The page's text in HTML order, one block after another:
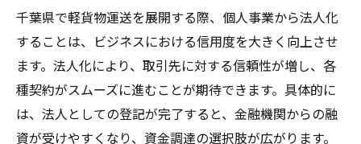
千葉県で軽貨物運送を展開する際、個人事業から法人化
することは、ビジネスにおける信用度を大きく向上させ
ます。法人化により、取引先に対する信頼性が増し、各
種契約がスムーズに進むことが期待できます。具体的に
は、法人としての登記が完了すると、金融機関からの融
資が受けやすくなり、資金調達の選択肢が広がります。